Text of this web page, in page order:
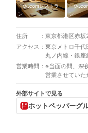
一休.comレストラ
ン
一休
ン
住所
東京都港区赤
アクセス
東京メトロ千代
丸ノ内線・銀座
ロ南北線・銀座
営業時間
※当面の間、深
営業させていただきま
外部サイトで見る
ホットペッパーグ